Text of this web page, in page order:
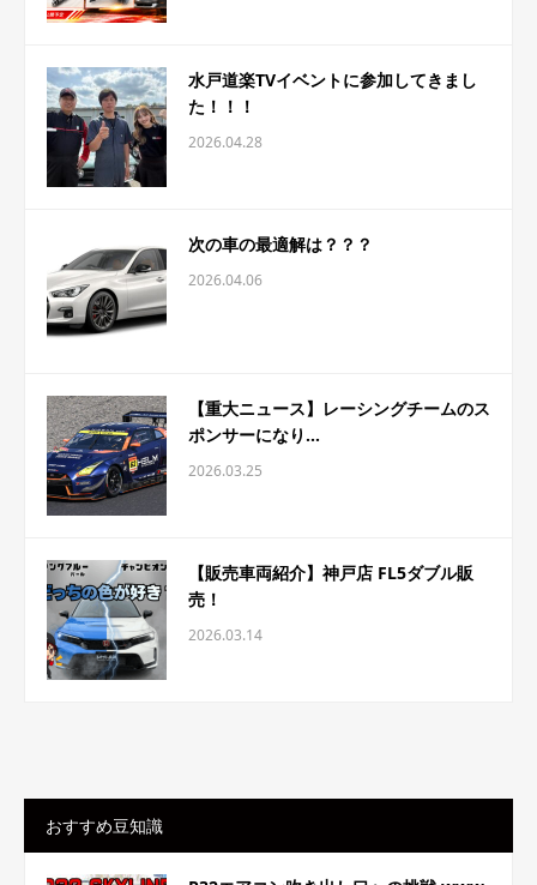
水戸道楽TVイベントに参加してきまし
た！！！
2026.04.28
次の車の最適解は？？？
2026.04.06
【重大ニュース】レーシングチームのス
ポンサーになり...
2026.03.25
【販売車両紹介】神戸店 FL5ダブル販
売！
2026.03.14
おすすめ豆知識